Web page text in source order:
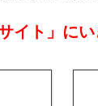
イト」に